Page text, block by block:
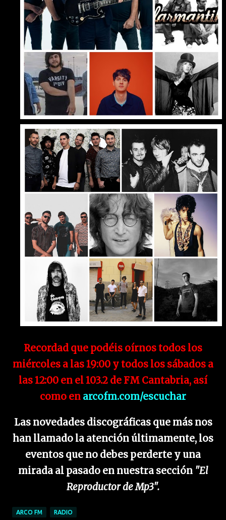
Recordad que podéis oírnos todos los
miércoles a las 19:00 y todos los sábados a
las 12:00 en el 103.2 de FM Cantabria, así
como en arcofm.com/escuchar
Las novedades discográficas que más nos
han llamado la atención últimamente, los
eventos que no debes perderte y una
mirada al pasado en nuestra sección "El
Reproductor de Mp3".
ARCO FM RADIO